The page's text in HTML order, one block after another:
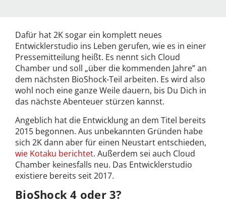
Dafür hat 2K sogar ein komplett neues
Entwicklerstudio ins Leben gerufen, wie es in einer
Pressemitteilung heißt. Es nennt sich Cloud
Chamber und soll „über die kommenden Jahre” an
dem nächsten BioShock-Teil arbeiten. Es wird also
wohl noch eine ganze Weile dauern, bis Du Dich in
das nächste Abenteuer stürzen kannst.
Angeblich hat die Entwicklung an dem Titel bereits
2015 begonnen. Aus unbekannten Gründen habe
sich 2K dann aber für einen Neustart entschieden,
wie Kotaku berichtet. Außerdem sei auch Cloud
Chamber keinesfalls neu. Das Entwicklerstudio
existiere bereits seit 2017.
BioShock 4 oder 3?